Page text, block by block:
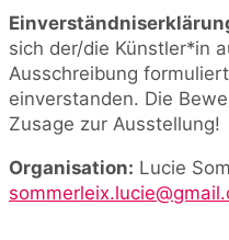
sich der/die Künstler*in
Ausschreibung
einverstanden. Die
Zusage zur Ausstellung!
Organisation: Lucie